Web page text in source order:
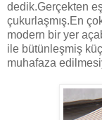
dedik.Gerçekten
çukurlaşmış.En
modern bir yer
ile bütünleşmiş
muhafaza